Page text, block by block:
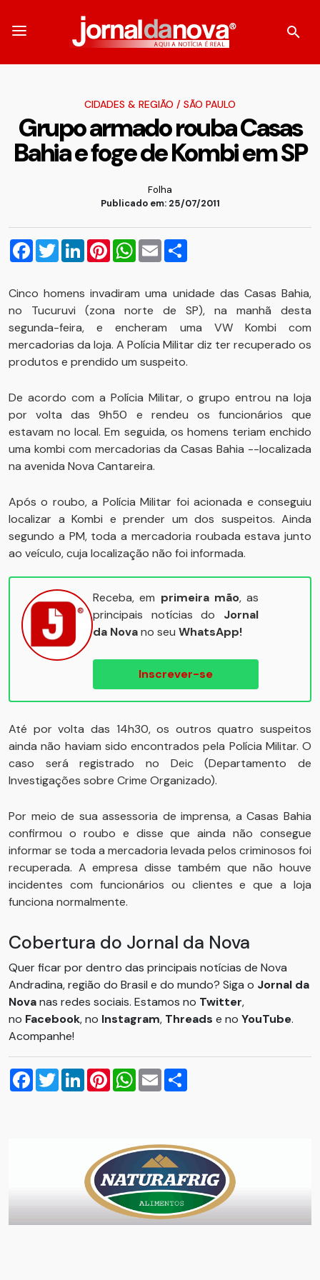
CIDADES & REGIÃO / SÃO PAULO
Grupo armado rouba Casas
Bahia e foge de Kombi em SP
Folha
Publicado em: 25/07/2011
Facebook
TwitterLinkedInPinterestWhatsApp
Email
Cinco homens invadiram uma unidade das Casas Bahia,
no Tucuruvi (zona norte de SP), na manhã desta
segunda-feira, e encheram uma VW Kombi com
mercadorias da loja. A Polícia Militar diz ter recuperado os
produtos e prendido um suspeito.
De acordo com a Polícia Militar, o grupo entrou na loja
por volta das 9h50 e rendeu os funcionários que
estavam no local. Em seguida, os homens teriam enchido
uma kombi com mercadorias da Casas Bahia --localizada
na avenida Nova Cantareira.
Após o roubo, a Polícia Militar foi acionada e conseguiu
localizar a Kombi e prender um dos suspeitos. Ainda
segundo a PM, toda a mercadoria roubada estava junto
ao veículo, cuja localização não foi informada.
Receba, em primeira mão, as
principais notícias do Jornal
da Novano seu WhatsApp!
Inscrever-se
Até por volta das 14h30, os outros quatro suspeitos
ainda não haviam sido encontrados pela Polícia Militar. O
caso será registrado no Deic (Departamento de
Investigações sobre Crime Organizado).
Por meio de sua assessoria de imprensa, a Casas Bahia
confirmou o roubo e disse que ainda não consegue
informar se toda a mercadoria levada pelos criminosos foi
recuperada. A empresa disse também que não houve
incidentes com funcionários ou clientes e que a loja
funciona normalmente.
Cobertura do Jornal da Nova
Quer ficar por dentro das principais notícias de Nova
Andradina, região do Brasil e do mundo? Siga o Jornal da
Novanas redes sociais. Estamos no Twitter,
no Facebook, no Instagram, Threads e no YouTube.
Acompanhe!
Facebook
TwitterLinkedInPinterestWhatsApp
Email